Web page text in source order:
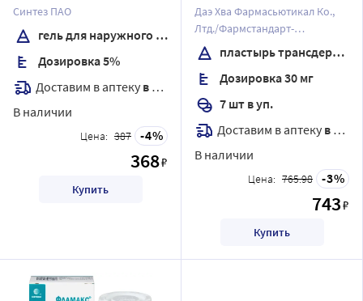
применения 50 гр
Синтез ПАО
гель для наружного применения
Дозировка 5%
Доставим в аптеку в течение 7 дней
В наличии
Цена: 387 4
368₽
Купить
трансдермальный
Даэ Хва Фармасьютикал Ко.,
Лтд./Фармстандарт-
Лексредства ОАО
пластырь трансдермальный
Дозировка 30 мг
7 шт в уп.
Доставим в аптеку в течение 7 дней
В наличии
Цена: 765.98 3
743₽
Купить